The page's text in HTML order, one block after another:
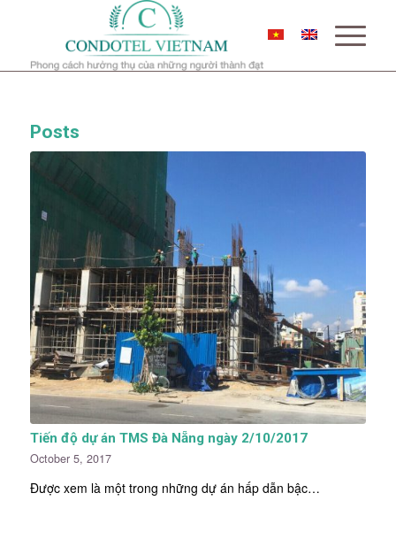
Posts
Tiến độ dự án TMS Đà Nẵng ngày 2/10/2017
October 5, 2017
Được xem là một trong những dự án hấp dẫn bậc…